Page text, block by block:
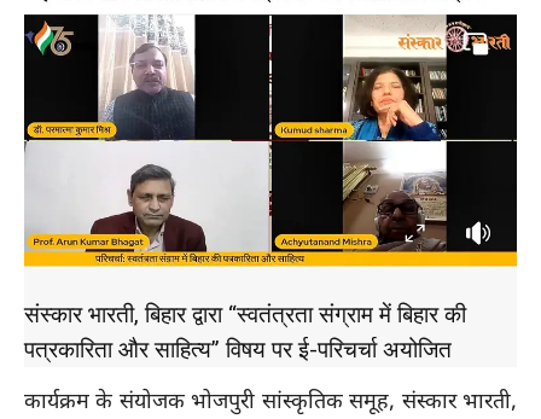
संस्कार भारती, बिहार द्वारा “स्वतंत्रता संग्राम में बिहार की
पत्रकारिता और साहित्य” विषय पर ई-परिचर्चा अयोजित
कार्यक्रम के संयोजक भोजपुरी सांस्कृतिक समूह, संस्कार भारती,